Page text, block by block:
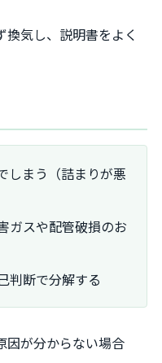
気し、説明書をよく
しまう（詰まりが悪
ガスや配管破損のお
判断で分解する
因が分からない場合